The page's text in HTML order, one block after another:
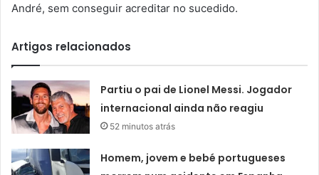
André, sem conseguir acreditar no sucedido.
Artigos relacionados
Partiu o pai de Lionel Messi. Jogador
internacional ainda não reagiu
52 minutos atrás
Homem, jovem e bebé portugueses